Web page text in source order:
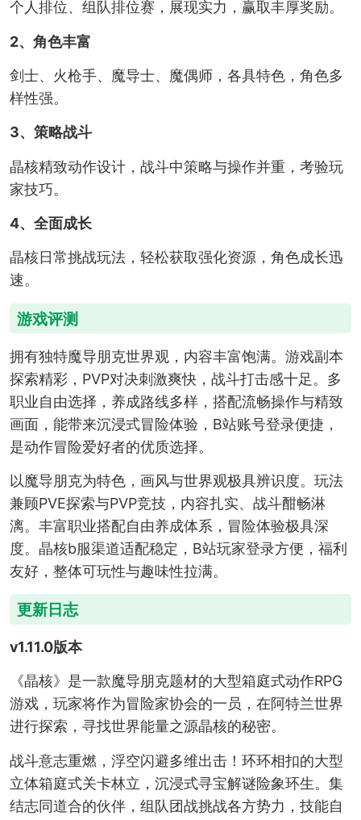
个人排位、组队排位赛，展现实力，赢取丰厚奖励。
2、角色丰富
剑士、火枪手、魔导士、魔偶师，各具特色，角色多
样性强。
3、策略战斗
晶核精致动作设计，战斗中策略与操作并重，考验玩
家技巧。
4、全面成长
晶核日常挑战玩法，轻松获取强化资源，角色成长迅
速。
游戏评测
拥有独特魔导朋克世界观，内容丰富饱满。游戏副本
探索精彩，PVP对决刺激爽快，战斗打击感十足。多
职业自由选择，养成路线多样，搭配流畅操作与精致
画面，能带来沉浸式冒险体验，B站账号登录便捷，
是动作冒险爱好者的优质选择。
以魔导朋克为特色，画风与世界观极具辨识度。玩法
兼顾PVE探索与PVP竞技，内容扎实、战斗酣畅淋
漓。丰富职业搭配自由养成体系，冒险体验极具深
度。晶核b服渠道适配稳定，B站玩家登录方便，福利
友好，整体可玩性与趣味性拉满。
更新日志
v1.11.0版本
《晶核》是一款魔导朋克题材的大型箱庭式动作RPG
游戏，玩家将作为冒险家协会的一员，在阿特兰世界
进行探索，寻找世界能量之源晶核的秘密。
战斗意志重燃，浮空闪避多维出击！环环相扣的大型
立体箱庭式关卡林立，沉浸式寻宝解谜险象环生。集
结志同道合的伙伴，组队团战挑战各方势力，技能自